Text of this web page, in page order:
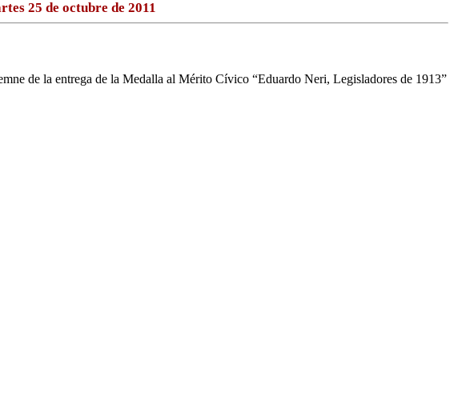
25 de octubre de 2011
de la entrega de la Medalla al Mérito Cívico “Eduardo Neri, Legisladores de 1913”